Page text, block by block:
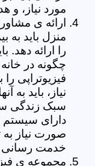
مورد نیاز،
ارائه ی
منزل باید به
را ارائه دهد.
چگونه در
فیزیوتراپی
نیاز، باید به
سبک زندگی
دارای سیستم
صورت نیاز به
خدمت
مجموعه ی